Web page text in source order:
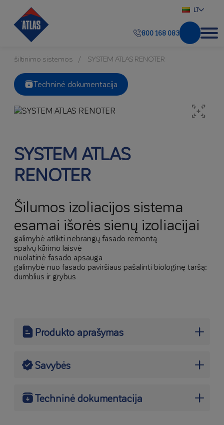
LT
800 168 083
šiltinimo sistemos SYSTEM ATLAS RENOTER
Techninė dokumentacija
SYSTEM ATLAS
RENOTER
Šilumos izoliacijos sistema
esamai išorės sienų izoliacijai
galimybė atlikti nebrangų fasado remontą
spalvų kūrimo laisvė
nuolatinė fasado apsauga
galimybė nuo fasado paviršiaus pašalinti biologinę taršą:
dumblius ir grybus
Produkto aprašymas
Savybės
šilumos izoliacijos didinimas
Techninė dokumentacija